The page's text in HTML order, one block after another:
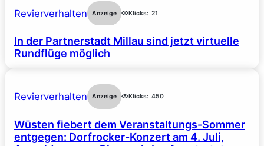
Revierverhalten Anzeige Klicks: 21
In der Partnerstadt Millau sind jetzt virtuelle
Rundflüge möglich
Revierverhalten Anzeige Klicks: 450
Wüsten fiebert dem Veranstaltungs-Sommer
entgegen: Dorfrocker-Konzert am 4. Juli,